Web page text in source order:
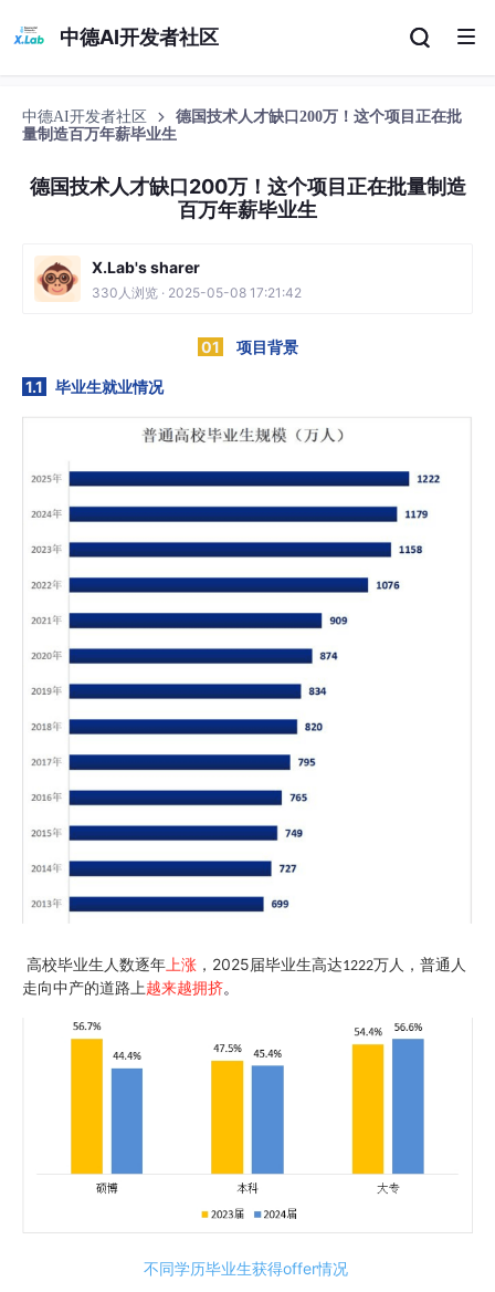
中德AI开发者社区
中德AI开发者社区
德国技术人才缺口200万！这个项目正在批
量制造百万年薪毕业生
德国技术人才缺口200万！这个项目正在批量制造
百万年薪毕业生
X.Lab's sharer
330人浏览 · 2025-05-08 17:21:42
01 项目背景
1.1 毕业生就业情况
高校毕业生人数逐年上涨 ， 2025届毕业生高达1222万人，普通人
走向中产的道路上越来越拥挤。
不同学历毕业生获得offer情况